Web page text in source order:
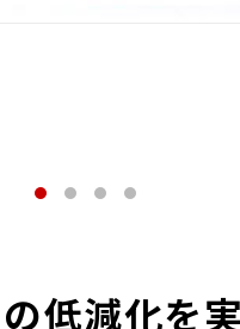
低減化を